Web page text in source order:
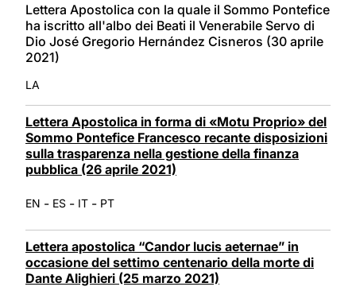
Lettera Apostolica con la quale il Sommo Pontefice
ha iscritto all'albo dei Beati il Venerabile Servo di
Dio José Gregorio Hernández Cisneros (30 aprile
2021)
LA
Lettera Apostolica in forma di «Motu Proprio» del
Sommo Pontefice Francesco recante disposizioni
sulla trasparenza nella gestione della finanza
pubblica (26 aprile 2021)
EN - ES - IT - PT
Lettera apostolica “Candor lucis aeternae” in
occasione del settimo centenario della morte di
Dante Alighieri (25 marzo 2021)